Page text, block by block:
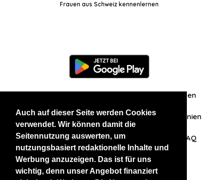
Auch auf dieser Seite werden Cookies
verwendet. Wir können damit die
Seitennutzung auswerten, um
nutzungsbasiert redaktionelle Inhalte und
Werbung anzuzeigen. Das ist für uns
wichtig, denn unser Angebot finanziert
Frauen aus Schweiz kennenlernen
Zuschriften/Erfahrungen
Datenschutzerklärung AGB Datenschutzrichtlinien
Nehmen Sie Kontakt mit uns auf FAQ
Unsere anderen Websites